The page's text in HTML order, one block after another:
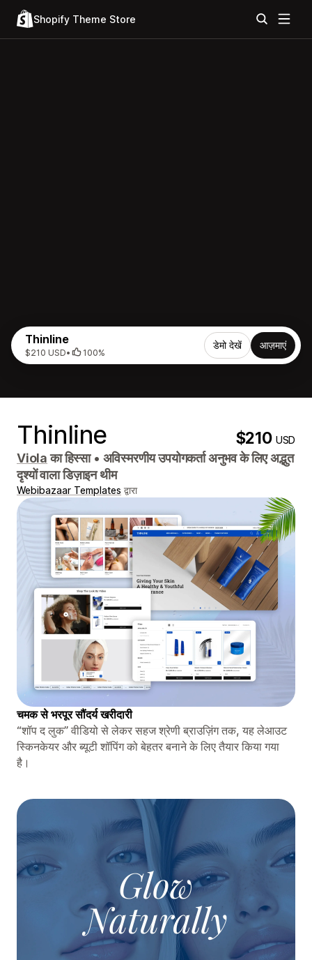
Shopify Theme Store
Thinline
$210 USD• 100%
डेमो देखें आज़माएं
Thinline $210USD
Violaका हिस्सा • अविस्मरणीय उपयोगकर्ता अनुभव के लिए अद्भुत
दृश्यों वाला डिज़ाइन थीम
Webibazaar Templates द्वारा
चमक से भरपूर सौंदर्य खरीदारी
“शॉप द लुक” वीडियो से लेकर सहज श्रेणी ब्राउज़िंग तक, यह लेआउट
स्किनकेयर और ब्यूटी शॉपिंग को बेहतर बनाने के लिए तैयार किया गया
है।